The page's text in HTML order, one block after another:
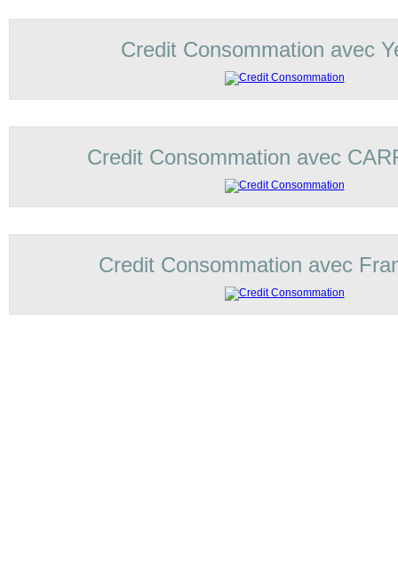
Credit Consommation avec
Credit Consommation avec
Credit Consommation avec